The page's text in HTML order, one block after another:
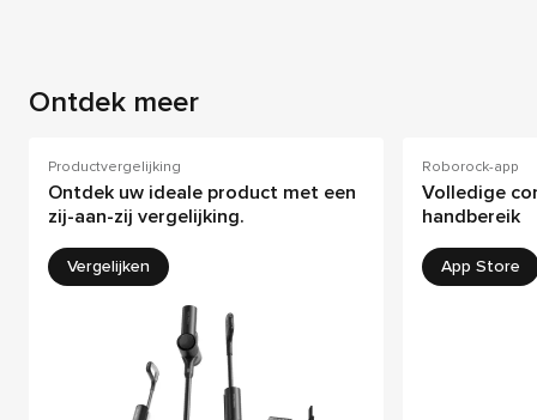
Ontdek meer
Productvergelijking
Ontdek uw ideale product met een
zij-aan-zij vergelijking.
Vergelijken
Roborock-app
Volledige
handbereik
App Store